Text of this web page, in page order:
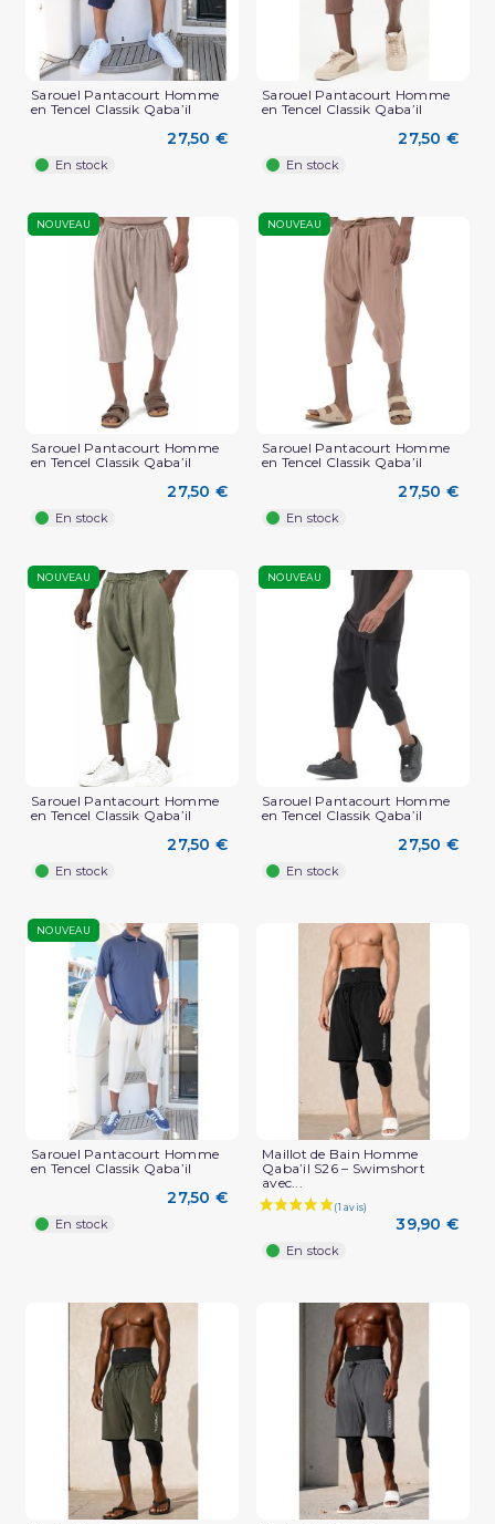
Sarouel Pantacourt Homme
en Tencel Classik Qaba’il
27,50 €
En stock
Sarouel Pantacourt Homme
en Tencel Classik Qaba’il
27,50 €
En stock
NOUVEAU
Sarouel Pantacourt Homme
en Tencel Classik Qaba’il
27,50 €
En stock
NOUVEAU
Sarouel Pantacourt Homme
en Tencel Classik Qaba’il
27,50 €
En stock
NOUVEAU
Sarouel Pantacourt Homme
en Tencel Classik Qaba’il
27,50 €
En stock
NOUVEAU
Sarouel Pantacourt Homme
en Tencel Classik Qaba’il
27,50 €
En stock
NOUVEAU
Sarouel Pantacourt Homme
en Tencel Classik Qaba’il
27,50 €
En stock
Maillot de Bain Homme
Qaba’il S26 – Swimshort
avec...
39,90 €
En stock